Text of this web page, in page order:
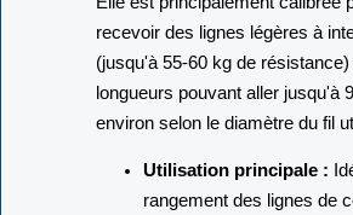
recevoir des lignes légères à
(jusqu'à 55-60 kg de
longueurs pouvant aller jusqu'à
environ selon le diamètre du fil
Utilisation principale :
rangement des lignes de